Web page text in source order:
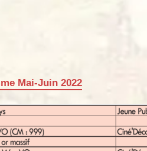
Mai-Juin 2022